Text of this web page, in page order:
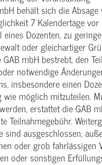
behält sich die
7 Kalendertage vor
eines Dozenten, zu
oder gleichartiger
mbH bestrebt, den
notwendige
insbesondere einen
wie möglich mitzuteilen.
erstattet die GAB
Teilnahmegebühr.
sind ausgeschlossen,
oder grob fahrlässigen
oder sonstigen